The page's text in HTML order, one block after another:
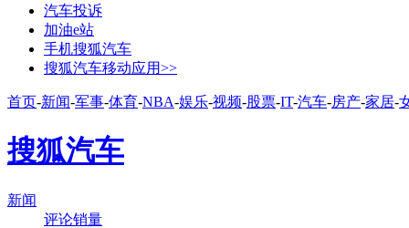
汽车投诉
加油e站
手机搜狐汽车
搜狐汽车移动应用>>
首页-新闻-军事-体育-NBA-娱乐-视频-股票-IT-汽车-房产-家居-
搜狐汽车
新闻
评论销量